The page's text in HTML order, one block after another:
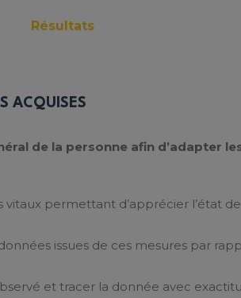
Résultats
ACQUISES
de la personne afin d’adapter
vitaux permettant d’apprécier l’état de
issues de ces mesures par
et tracer la donnée avec